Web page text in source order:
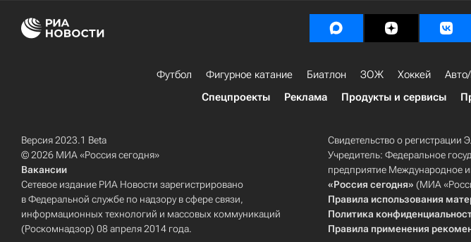
Футбол Фигурное катание Биатлон ЗОЖ Хоккей
Спецпроекты
Реклама Продукты и сервисы
Версия 2023.1 Beta
© 2026 МИА «Россия сегодня»
Вакансии
Сетевое издание РИА Новости зарегистрировано
в Федеральной службе по надзору в сфере связи,
информационных технологий и массовых коммуникаций
(Роскомнадзор) 08 апреля 2014 года.
Свидетельство о
Учредитель: Федеральное
предприятие Международное
«Россия сегодня» (МИА
Правила использования
Политика
Правила применения